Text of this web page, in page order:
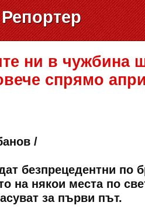
ни в чужбина
спрямо
/
безпрецедентни по
на някои места по
за първи път.